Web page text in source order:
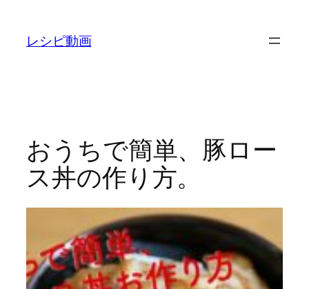
レシピ動画
おうちで簡単、豚ロー
ス丼の作り方。